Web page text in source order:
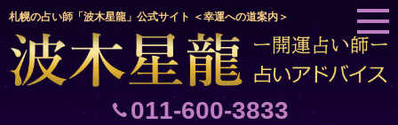
札幌の占い師「波木星龍」公式サイト ＜幸運への道案内＞
011-600-3833